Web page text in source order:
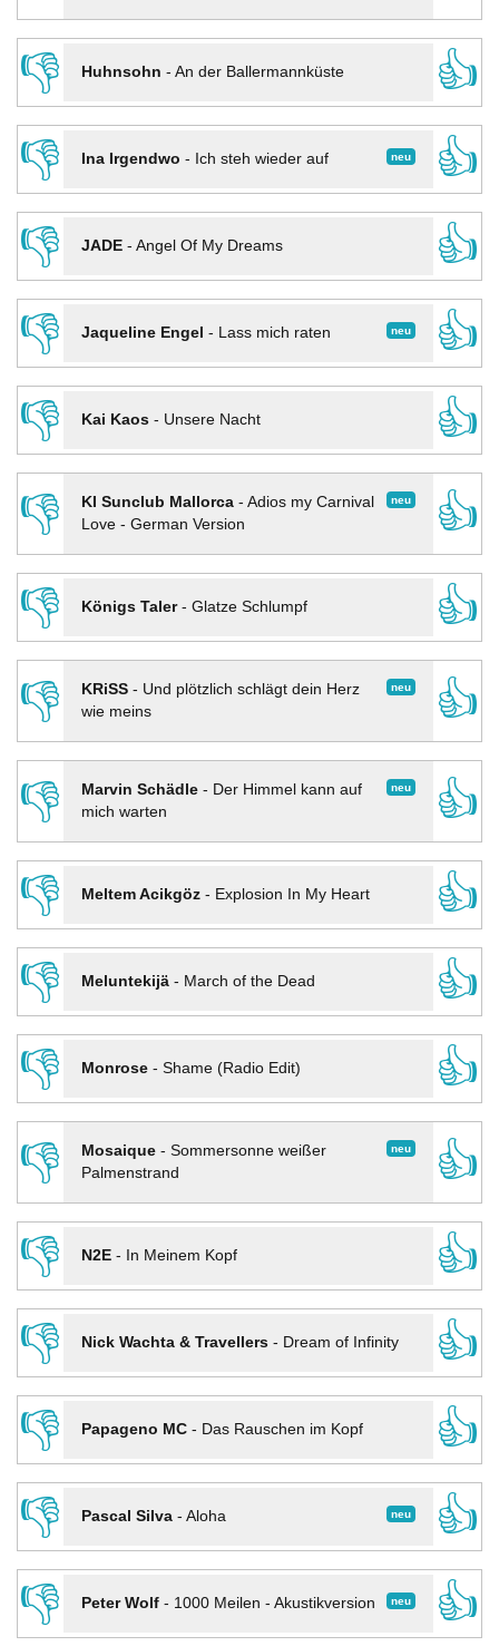
👎
Huhnsohn - An der Ballermannküste
👍
👎
neu
Ina Irgendwo - Ich steh wieder auf
👍
👎
JADE- Angel Of My Dreams
👍
👎
neu
Jaqueline Engel - Lass mich raten
👍
👎
Kai Kaos- Unsere Nacht
👍
👎
neu
KI Sunclub Mallorca- Adios my Carnival
Love - German Version
👍
👎
Königs Taler- Glatze Schlumpf
👍
👎
neu
KRiSS- Und plötzlich schlägt dein Herz
wie meins
👍
👎 neu
Marvin Schädle- Der Himmel kann auf
mich warten
👍
👎
Meltem Acikgöz- Explosion In My Heart
👍
👎
Meluntekijä- March of the Dead
👍
👎
Monrose- Shame (Radio Edit)
👍
👎
neu
Mosaique- Sommersonne weißer
Palmenstrand
👍
👎
N2E- In Meinem Kopf
👍
👎
Nick Wachta & Travellers- Dream of Infinity
👍
👎
Papageno MC- Das Rauschen im Kopf
👍
👎
neu
Pascal Silva- Aloha
👍
👎
neu
Peter Wolf- 1000 Meilen - Akustikversion
👍